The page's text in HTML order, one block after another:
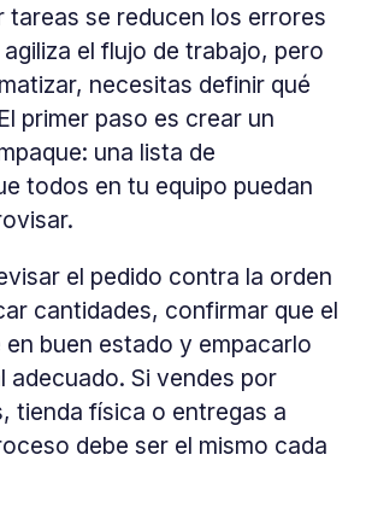
tareas se reducen los errores
el flujo de trabajo, pero
necesitas definir qué
primer paso es crear un
una lista de
todos en tu equipo puedan
el pedido contra la orden
cantidades, confirmar que el
buen estado y empacarlo
adecuado. Si vendes por
tienda física o entregas a
debe ser el mismo cada